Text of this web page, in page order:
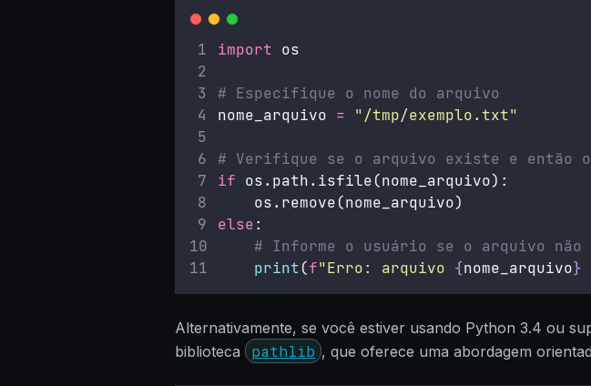
import os
# Especifique o nome do arquivo
nome_arquivo = "/tmp/exemplo.txt"
# Verifique se o arquivo existe e então
if os.path.isfile(nome_arquivo):
    os.remove(nome_arquivo)
else:
# Informe o usuário se o arquivo
print(f"Erro: arquivo {nome_arquivo}
Alternativamente, se você estiver usando Python 3.4 ou
biblioteca
pathlib , que oferece uma abordagem